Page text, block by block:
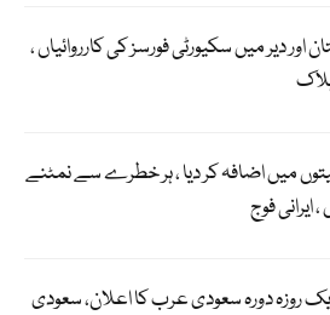
اور دیر میں سکیورٹی فورسز کی کارروائیاں ،
میں اضافہ کر دیا ، ہر خطرے سے نمٹنے
ایرانی فوج
روزہ دورہ سعودی عرب کا اعلان، سعودی